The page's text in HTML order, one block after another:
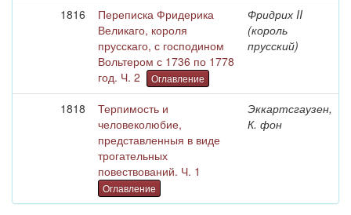
1816
Переписка Фридерика
Великаго, короля
прусскаго, с господином
Вольтером с 1736 по 1778
год. Ч. 2
Оглавление
Фридрих II
(король
прусский)
1818
Терпимость и
человеколюбие,
представленныя в виде
трогательных
повествований. Ч. 1
Оглавление
Эккартсгаузен,
К. фон